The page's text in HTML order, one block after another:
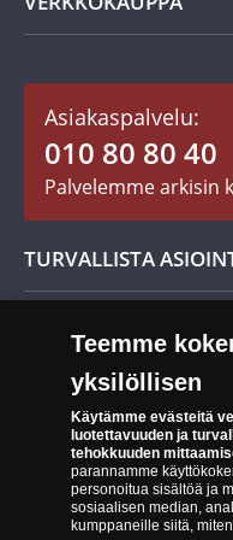
Keräilytarvikkeet
Mitalit
Asiakastili / Omat sivut
Toimitusehdot
Maksutavat
Evästeet Suomen
Tuotteiden
Palautusoikeus
Tee peruutusilmoitus
Saavutettavuusseloste
Asiakaspalvelu:
010 80 80 40
Palvelemme arkisin
TURVALLISTA
Turvallinen kumppani
Aitous- ja laatutakuu
14 päivän
Teemme
yksilöllisen
Käytämme evästeitä
luotettavuuden ja
tehokkuuden
parannamme
personoitua sisältöä ja
sosiaalisen median,
kumppaneille siitä,